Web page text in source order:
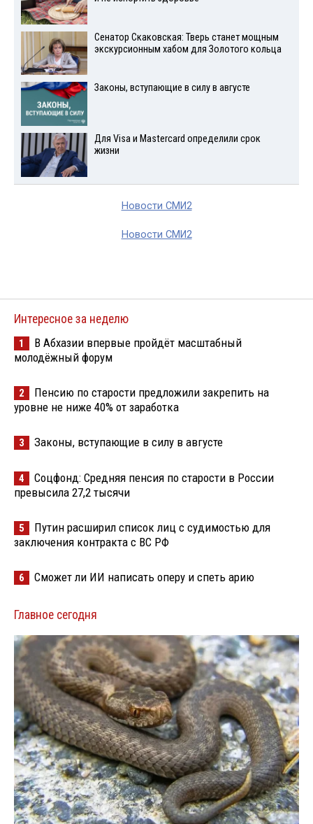
Сенатор Скаковская: Тверь станет мощным
экскурсионным хабом для Золотого кольца
Законы, вступающие в силу в августе
Для Visа и Mastercard определили срок
жизни
Новости СМИ2
Новости СМИ2
Интересное за неделю
1
В Абхазии впервые пройдёт масштабный
молодёжный форум
2
Пенсию по старости предложили закрепить на
уровне не ниже 40% от заработка
3 Законы, вступающие в силу в августе
4
Соцфонд: Средняя пенсия по старости в России
превысила 27,2 тысячи
5
Путин расширил список лиц с судимостью для
заключения контракта с ВС РФ
6 Сможет ли ИИ написать оперу и спеть арию
Главное сегодня